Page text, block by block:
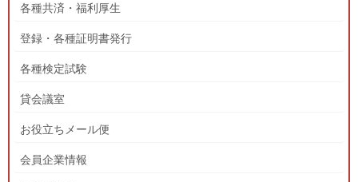
各種共済・福利厚生
登録・各種証明書発行
各種検定試験
貸会議室
お役立ちメール便
会員企業情報